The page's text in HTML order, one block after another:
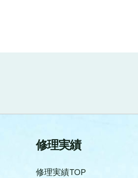
修理実績
修理実績TOP